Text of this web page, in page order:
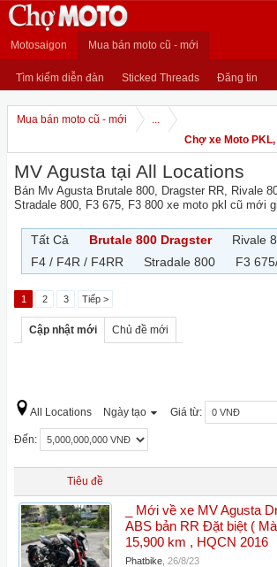
Motosaigon Mua bán moto cũ - mới
Tìm kiếm diễn đàn Sticked Threads Đăng tin
Mua bán moto cũ - mới
...
Chợ xe Moto PKL,
MV Agusta tại All Locations
Bán Mv Agusta Brutale 800, Dragster RR, Rivale
Stradale 800, F3 675, F3 800 xe moto pkl cũ mới
Tất Cả Brutale 800 Dragster
Rivale
F4 / F4R / F4RR
Stradale 800 F3
1 2 3 Tiếp >
Cập nhật mới Chủ đề mới
All Locations Ngày tạo Giá từ:
Đến:
Tiêu đề
_ Mới về xe MV Agusta
ABS bản RR Đặt biệt (
15,900 km , HQCN 2016
Phatbike 26/8/23